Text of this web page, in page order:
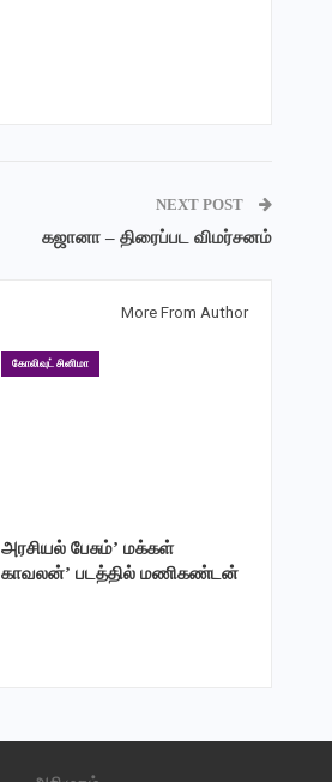
NEXT POST
கஜானா – திரைப்பட விமர்சனம்
More From Author
கோலிவுட் சினிமா
அரசியல் பேசும்’ மக்கள்
காவலன்’ படத்தில் மணிகண்டன்